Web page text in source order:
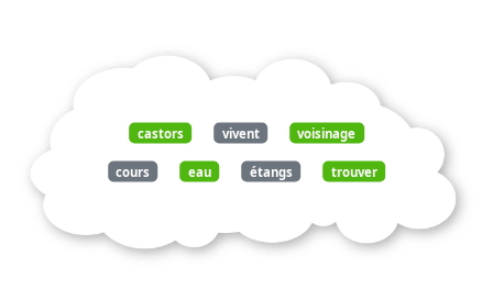
castors vivent voisinage
cours eau étangs trouver